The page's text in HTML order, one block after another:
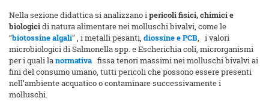
Nella sezione didattica si analizzano ipericoli fisici, chimici e
biologicidi natura alimentare nei molluschi bivalvi, come le
“biotossine algali” , i metalli pesanti, diossine e PCB, i valori
microbiologici di Salmonella spp. e Escherichia coli, microrganismi
per i quali lanormativa fissa tenori massimi nei molluschi bivalvi ai
fini del consumo umano, tutti pericoli che possono essere presenti
nell’ambiente acquatico o contaminare successivamente i
molluschi.